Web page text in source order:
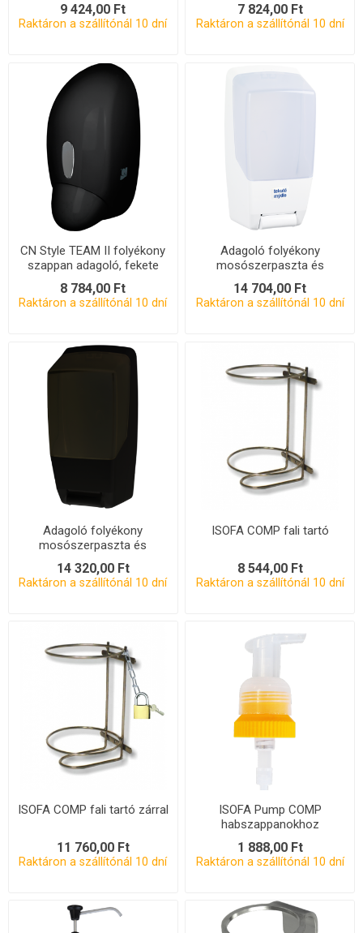
9 424,00 Ft
Raktáron a szállítónál 10 dní
7 824,00 Ft
Raktáron a szállítónál 10 dní
CN Style TEAM II folyékony
szappan adagoló, fekete
8 784,00 Ft
Raktáron a szállítónál 10 dní
Adagoló folyékony
mosószerpaszta és
szappan GROUP
adagolóhoz - fehér
14 704,00 Ft
Raktáron a szállítónál 10 dní
Adagoló folyékony
mosószerpaszta és
fekete
14 320,00 Ft
Raktáron a szállítónál 10 dní
ISOFA COMP fali tartó
8 544,00 Ft
Raktáron a szállítónál 10 dní
ISOFA COMP fali tartó zárral
11 760,00 Ft
Raktáron a szállítónál 10 dní
ISOFA Pump COMP
habszappanokhoz
1 888,00 Ft
Raktáron a szállítónál 10 dní